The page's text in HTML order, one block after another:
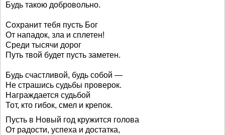
Будь такою добровольно.
Сохранит тебя пусть Бог
От нападок, зла и сплетен!
Среди тысячи дорог
Путь твой будет пусть заметен.
Будь счастливой, будь собой —
Не страшись судьбы проверок.
Награждается судьбой
Тот, кто гибок, смел и крепок.
Пусть в Новый год кружится голова
От радости, успеха и достатка,